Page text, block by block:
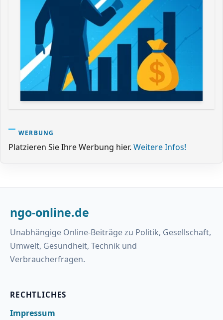
WERBUNG
Platzieren Sie Ihre Werbung hier. Weitere Infos!
ngo-online.de
Unabhängige Online-Beiträge zu Politik, Gesellschaft,
Umwelt, Gesundheit, Technik und
Verbraucherfragen.
RECHTLICHES
Impressum